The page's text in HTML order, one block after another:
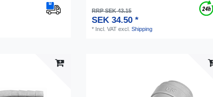
RRP SEK 43.15
SEK 34.50 *
* Incl. VAT excl.Shipping